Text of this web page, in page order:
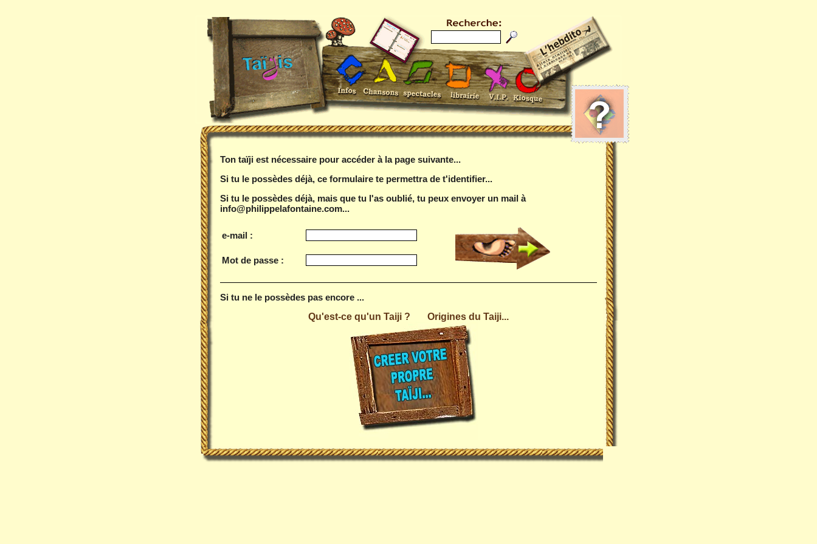
Ton taïji est nécessaire pour accéder à la page suivante...
Si tu le possèdes déjà, ce formulaire te permettra de t'identifier...
Si tu le possèdes déjà, mais que tu l'as oublié, tu peux envoyer un mail à
info@philippelafontaine.com...
e-mail :
Mot de passe :
Si tu ne le possèdes pas encore ...
Qu'est-ce qu'un Taiji ?
Origines du Taiji...